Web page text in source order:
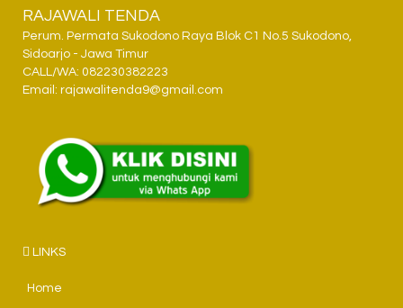
RAJAWALI TENDA
Perum. Permata Sukodono Raya Blok C1 No.5 Sukodono,
Sidoarjo - Jawa Timur
CALL/WA: 082230382223
Email: rajawalitenda9@gmail.com
LINKS
Home